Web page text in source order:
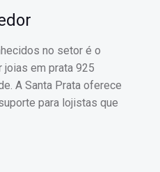
no setor é o
joias em prata 925
A Santa Prata oferece
para lojistas que